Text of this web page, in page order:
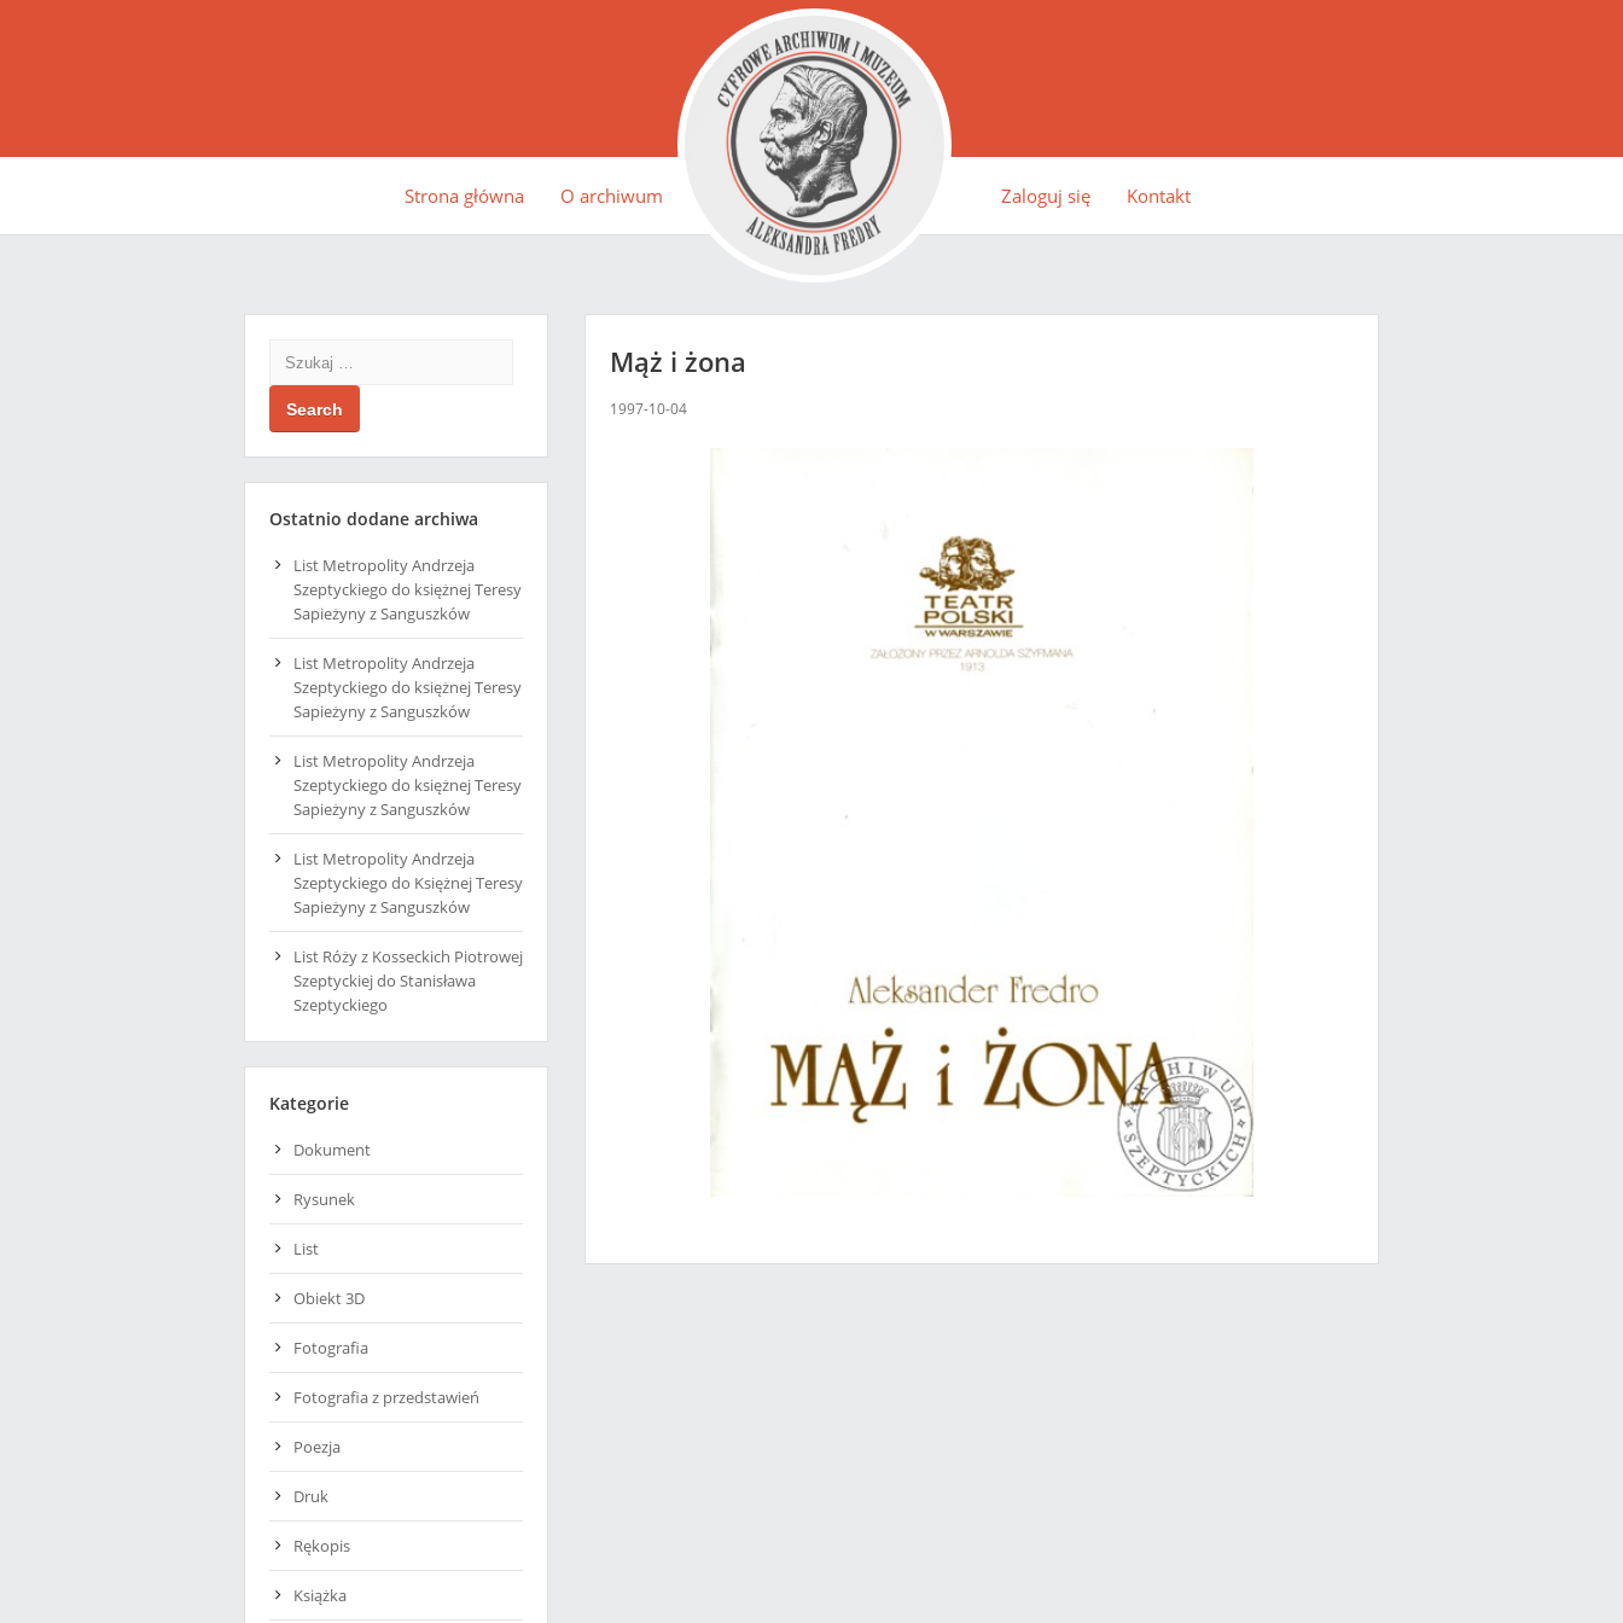
Strona główna O archiwum Zaloguj się Kontakt
Mąż i żona
1997-10-04
Search
Ostatnio dodane archiwa
List Metropolity Andrzeja
Szeptyckiego do księżnej Teresy
Sapieżyny z Sanguszków
List Metropolity Andrzeja
Szeptyckiego do księżnej Teresy
Sapieżyny z Sanguszków
List Metropolity Andrzeja
Szeptyckiego do księżnej Teresy
Sapieżyny z Sanguszków
List Metropolity Andrzeja
Szeptyckiego do Księżnej Teresy
Sapieżyny z Sanguszków
List Róży z Kosseckich Piotrowej
Szeptyckiej do Stanisława
Szeptyckiego
Kategorie
Dokument
Rysunek
List
Obiekt 3D
Fotografia
Fotografia z przedstawień
Poezja
Druk
Rękopis
Książka